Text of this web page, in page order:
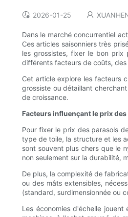
2026-01-25
Dans le marché concurrentiel
Ces articles saisonniers très
les grossistes, fixer le bon
différents facteurs de coûts,
Cet article explore les facteurs
grossiste ou détaillant
de croissance.
Facteurs influençant le prix
Pour fixer le prix des parasols
type de toile, la structure et les
sont souvent plus chers que le
non seulement sur la durabilité,
De plus, la complexité de
ou des mâts extensibles,
(standard, surdimensionnée ou
Les économies d'échelle